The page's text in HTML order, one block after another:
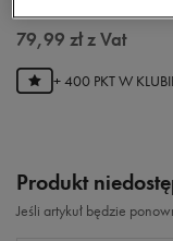
79,99 złz Vat
+ 400 PKT W
Produkt
Jeśli artykuł będzie